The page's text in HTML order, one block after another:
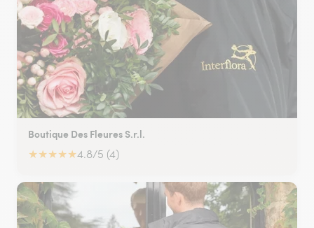
Boutique Des Fleures S.r.l.
★★★★★4.8/5 (4)